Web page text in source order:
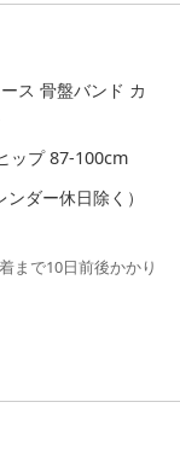
ス 骨盤バンド カ
ップ 87-100cm
ダー休日除く）
まで10日前後かかり